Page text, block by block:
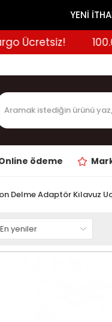
YENİ
ödeme
Delme Adaptör Kılavuz